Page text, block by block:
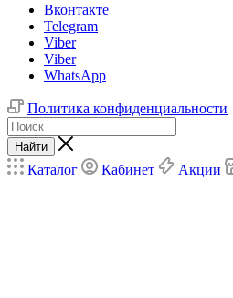
Вконтакте
Telegram
Viber
Viber
WhatsApp
Политика конфиденциальности
Найти
Каталог Кабинет Акции